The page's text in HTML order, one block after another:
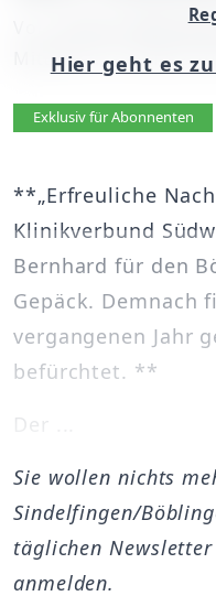
unserer
Mittwoch, 25. März
Artikel vorlesen
Exklusiv für Abonnenten
**„Erfreuliche
Klinikverbund
Bernhard für den
Gepäck. Demnach
vergangenen Jahr
befürchtet. **
Der ...
Hier geht es
Sie wollen nichts
Sindelfingen/
täglichen Newsletter
anmelden.